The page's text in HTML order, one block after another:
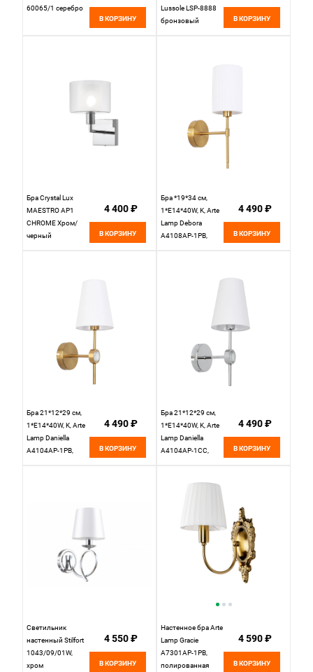
60065/1 серебро
В КОРЗИНУ
Lussole LSP-8888
бронзовый
В КОРЗИНУ
Бра Crystal Lux
MAESTRO AP1
CHROME Хром/
черный
4 400 ₽
В КОРЗИНУ
Бра *19*34 см,
1*E14*40W, K, Arte
Lamp Debora
A4108AP-1PB,
4 490 ₽
В КОРЗИНУ
Бра 21*12*29 см,
1*E14*40W, K, Arte
Lamp Daniella
A4104AP-1PB,
4 490 ₽
В КОРЗИНУ
Бра 21*12*29 см,
1*E14*40W, K, Arte
Lamp Daniella
A4104AP-1CC,
4 490 ₽
В КОРЗИНУ
Светильник
настенный Stilfort
1043/09/01W,
хром
4 550 ₽
В КОРЗИНУ
Настенное бра Arte
Lamp Gracie
A7301AP-1PB,
полированная
4 590 ₽
В КОРЗИНУ